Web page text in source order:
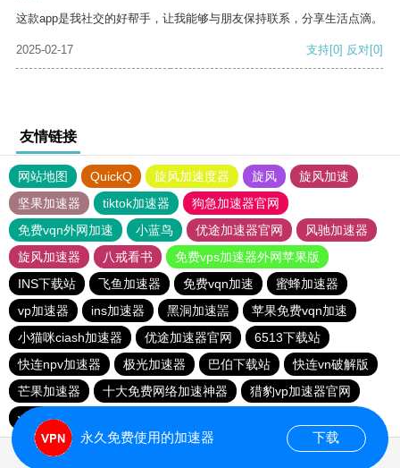
这款app是我社交的好帮手，让我能够与朋友保持联系，分享生活点滴。
2025-02-17 支持[0] 反对[0]
友情链接
网站地图 QuickQ 旋风加速度器 旋风
旋风加速
坚果加速器
tiktok加速器
狗急加速器官网
免费vqn外网加速
小蓝鸟 优途加速器官网
风驰加速器
旋风加速器
八戒看书
免费vps加速器外网苹果版
INS下载站
飞鱼加速器 免费vqn加速
蜜蜂加速器
vp加速器
ins加速器 黑洞加速噐
苹果免费vqn加速
小猫咪ciash加速器
优途加速器官网
6513下载站
快连npv加速器
极光加速器 巴伯下载站
快连vn破解版
芒果加速器
十大免费网络加速神器
猎豹vp加速器官网
vp免费加速
永久免费使用的加速器 下载